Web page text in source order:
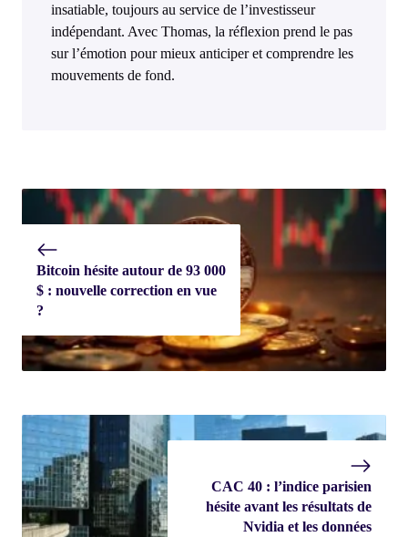
insatiable, toujours au service de l’investisseur
indépendant. Avec Thomas, la réflexion prend le pas
sur l’émotion pour mieux anticiper et comprendre les
mouvements de fond.
Bitcoin hésite autour de 93 000
$ : nouvelle correction en vue
?
CAC 40 : l’indice parisien
hésite avant les résultats de
Nvidia et les données